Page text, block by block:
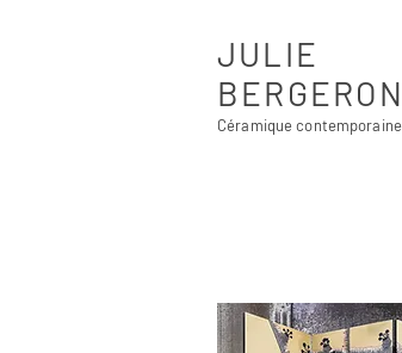
JULIE
BERGERON
Céramique contemporaine